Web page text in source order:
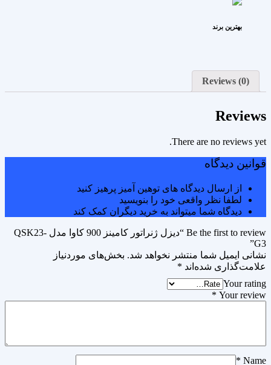
بهترین برند
Reviews (0)
Reviews
There are no reviews yet.
قوانین دیدگاه
از ارسال دیدگاه های توهین آمیز پرهیز کنید
لطفا نظر واقعی خود را بنویسید
دیدگاه شما میتواند به خرید دیگران کمک کند
Be the first to review “دیزل ژنراتور کامینز 900 کاوا مدل QSK23-
G3”
نشانی ایمیل شما منتشر نخواهد شد. بخش‌های موردنیاز
علامت‌گذاری شده‌اند *
Your rating
Your review
*
Name
*